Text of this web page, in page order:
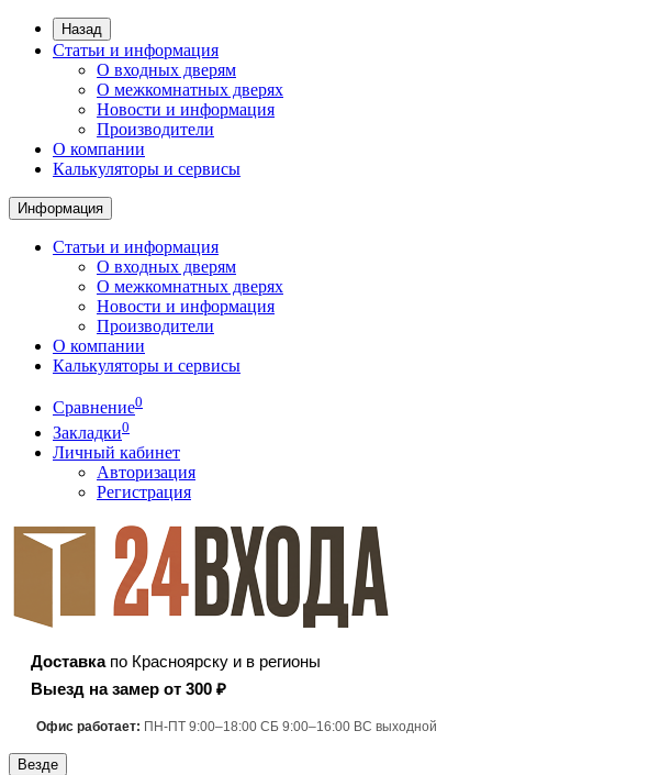
Назад
Статьи и информация
О входных дверям
О межкомнатных дверях
Новости и информация
Производители
О компании
Калькуляторы и сервисы
Информация
Статьи и информация
О входных дверям
О межкомнатных дверях
Новости и информация
Производители
О компании
Калькуляторы и сервисы
Сравнение0
Закладки0
Личный кабинет
Авторизация
Регистрация
Доставкапо Красноярску и в регионы
Выезд на замер от 300 ₽
Офис работает: ПН-ПТ 9:00–18:00 СБ 9:00–16:00 ВС выходной
Везде